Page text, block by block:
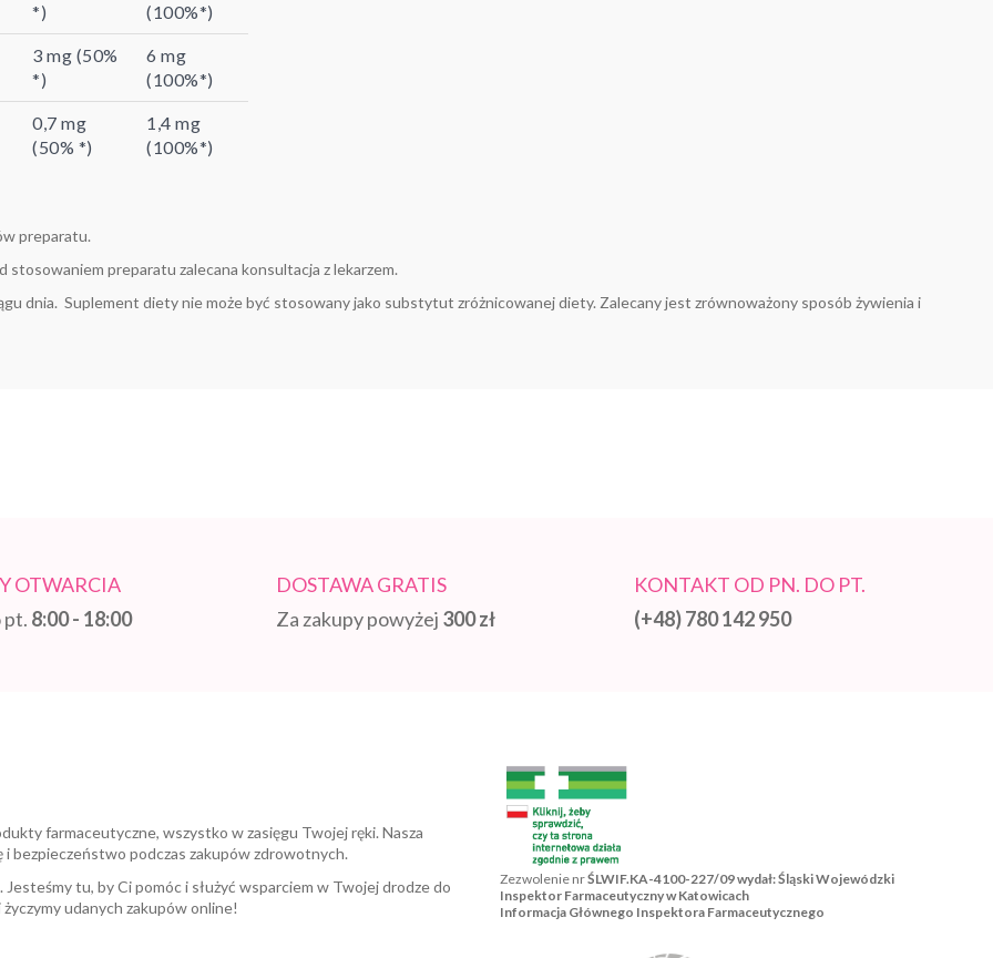
*)
(100%*)
3 mg (50%
*)
6 mg
(100%*)
0,7 mg
(50% *)
1,4 mg
(100%*)
preparatu.
stosowaniem preparatu zalecana konsultacja z lekarzem.
dnia. Suplement diety nie może być stosowany jako substytut zróżnicowanej diety. Zalecany jest zrównoważony sposób żywienia i
OTWARCIA
pt. 8:00 - 18:00
DOSTAWA GRATIS
Za zakupy powyżej 300 zł
KONTAKT OD PN. DO PT.
(+48) 780 142 950
farmaceutyczne, wszystko w zasięgu Twojej ręki. Nasza
bezpieczeństwo podczas zakupów zdrowotnych.
tu, by Ci pomóc i służyć wsparciem w Twojej drodze do
udanych zakupów online!
Zezwolenie nrŚLWIF.KA-4100-227/09 wydał: Śląski Wojewódzki
Inspektor Farmaceutyczny w Katowicach
Informacja Głównego Inspektora Farmaceutycznego